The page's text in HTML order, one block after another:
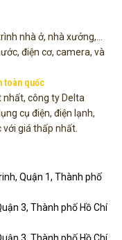
nhà ở, nhà xưởng,...
điện cơ, camera, và
toàn quốc
công ty Delta
cụ điện, điện lạnh,
với giá thấp nhất.
Quận 1, Thành phố
3, Thành phố Hồ Chí